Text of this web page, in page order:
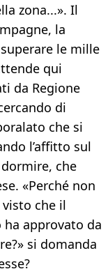
zona...». Il
la
le mille
qui
da Regione
di
che si
l’affitto sul
che
«Perché non
che il
ha approvato da
si domanda